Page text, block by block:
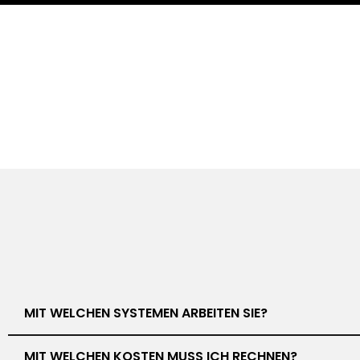
MIT WELCHEN SYSTEMEN ARBEITEN SIE?
MIT WELCHEN KOSTEN MUSS ICH RECHNEN?